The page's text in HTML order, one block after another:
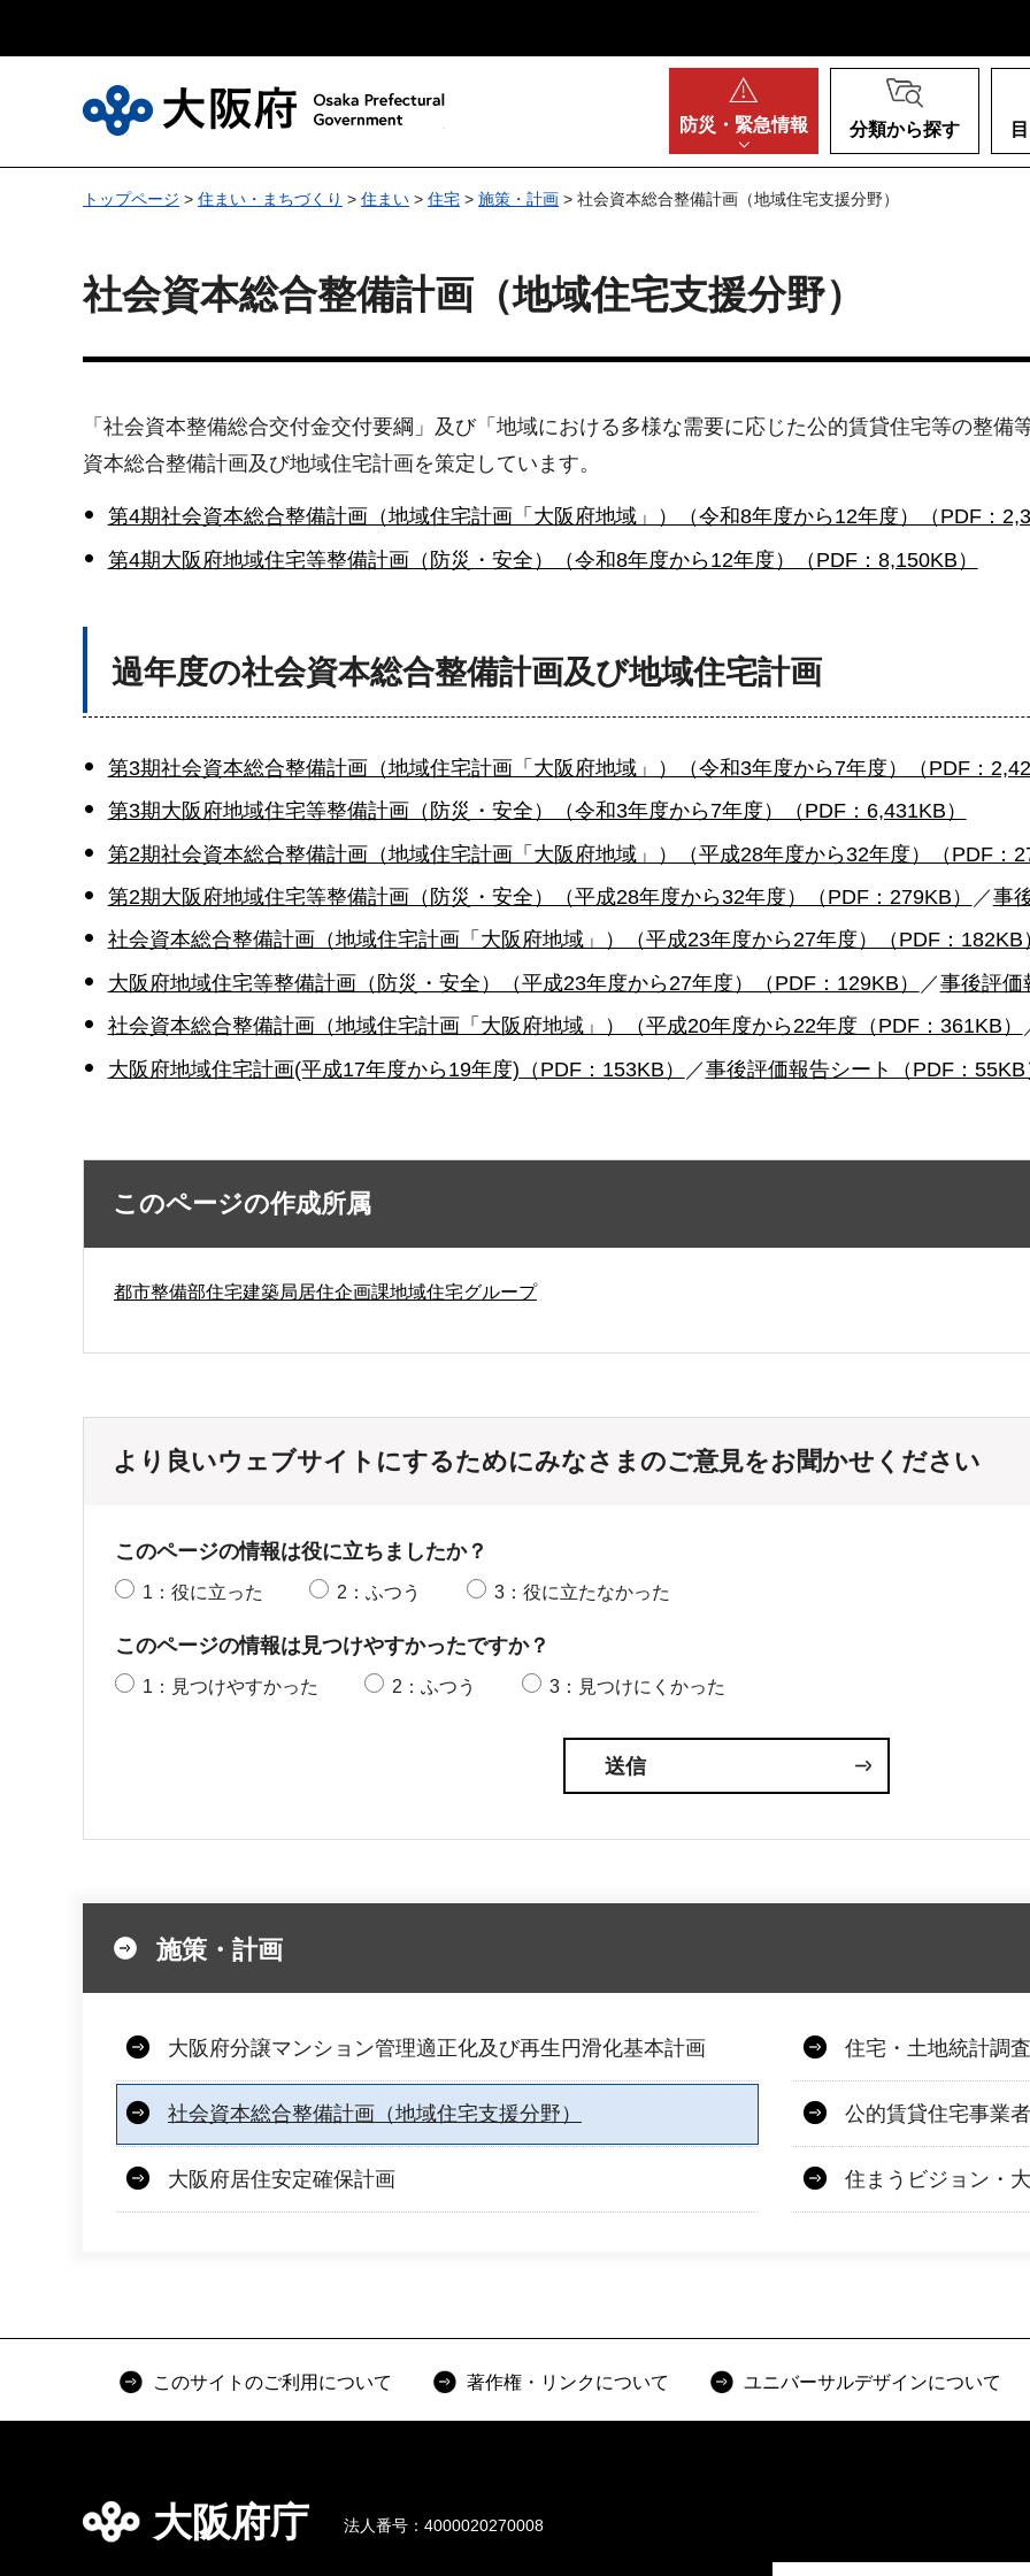
防災・ 緊急情報 分類から探す
トップページ > 住まい・まちづくり > 住まい > 住宅 > 施策・計画 > 社会資本総合整備計画（地域住宅支援分野）
社会資本総合整備計画（地域住宅支援分野）
「社会資本整備総合交付金交付要綱」及び「地域における多様な需要に応じた公的賃貸住宅等の整
資本総合整備計画及び地域住宅計画を策定しています。
第4期社会資本総合整備計画（地域住宅計画「大阪府地域」）（令和8年度から12年度）（PDF：
第4期大阪府地域住宅等整備計画（防災・安全）（令和8年度から12年度）（PDF：8,150KB）
過年度の社会資本総合整備計画及び地域住宅計画
第3期社会資本総合整備計画（地域住宅計画「大阪府地域」）（令和3年度から7年度）（PDF：
第3期大阪府地域住宅等整備計画（防災・安全）（令和3年度から7年度）（PDF：6,431KB）
第2期社会資本総合整備計画（地域住宅計画「大阪府地域」）（平成28年度から32年度）（PDF：
第2期大阪府地域住宅等整備計画（防災・安全）（平成28年度から32年度）（PDF：279KB）
／事
社会資本総合整備計画（地域住宅計画「大阪府地域」）（平成23年度から27年度）（PDF：182KB
大阪府地域住宅等整備計画（防災・安全）（平成23年度から27年度）（PDF：129KB）
／事後評価
社会資本総合整備計画（地域住宅計画「大阪府地域」）（平成20年度から22年度（PDF：361KB）
大阪府地域住宅計画(平成17年度から19年度)（PDF：153KB）
／事後評価報告シート（PDF：55KB
このページの作成所属
都市整備部住宅建築局居住企画課地域住宅グループ
より良いウェブサイトにするためにみなさまのご意見をお聞かせください
このページの情報は役に立ちましたか？
1：役に立った 2：ふつう 3：役に立たなかった
このページの情報は見つけやすかったですか？
1：見つけやすかった 2：ふつう 3：見つけにくかった
施策・計画
大阪府分譲マンション管理適正化及び再生円滑化基本計画 住宅・土地統計調
社会資本総合整備計画（地域住宅支援分野） 公的賃貸住宅事業
大阪府居住安定確保計画 住まうビジョン・
このサイトのご利用について 著作権・リンクについて ユニバーサルデザインについて
大阪府庁 法人番号：4000020270008